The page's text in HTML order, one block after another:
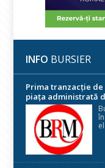
INFO BURSIER
Prima tranzacție
piața administrată